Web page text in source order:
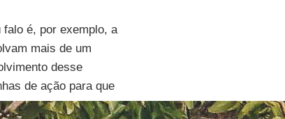
falo é, por exemplo, a
mais de um
desse
de ação para que